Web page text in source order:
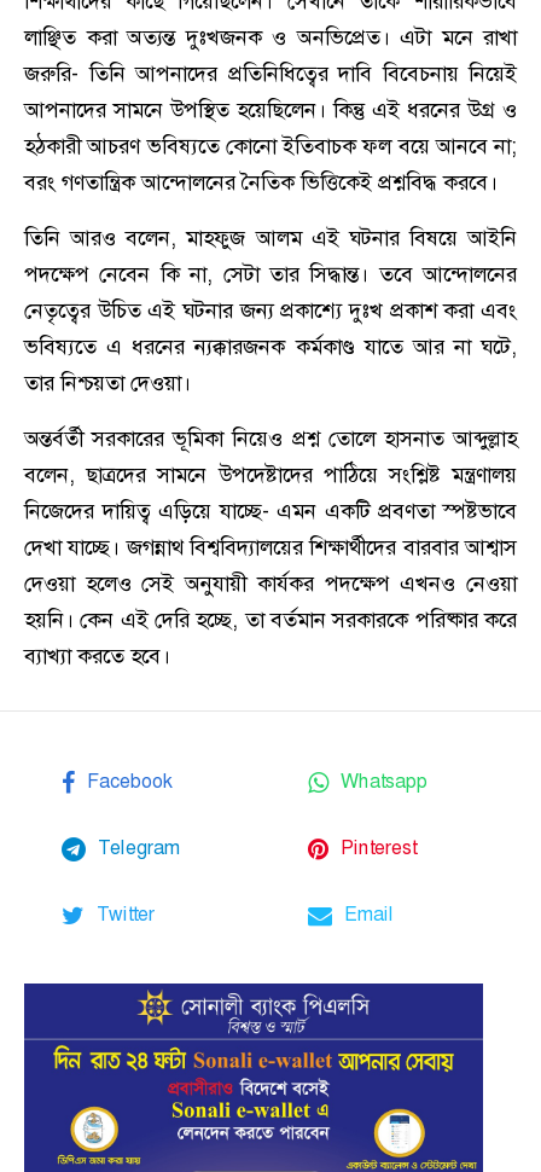
লাঞ্ছিত করা অত্যন্ত দুঃখজনক ও অনভিপ্রেত। এটা মনে রাখা
জরুরি- তিনি আপনাদের প্রতিনিধিত্বের দাবি বিবেচনায় নিয়েই
আপনাদের সামনে উপস্থিত হয়েছিলেন। কিন্তু এই ধরনের উগ্র ও
হঠকারী আচরণ ভবিষ্যতে কোনো ইতিবাচক ফল বয়ে আনবে না;
বরং গণতান্ত্রিক আন্দোলনের নৈতিক ভিত্তিকেই প্রশ্নবিদ্ধ করবে।
তিনি আরও বলেন, মাহফুজ আলম এই ঘটনার বিষয়ে আইনি
পদক্ষেপ নেবেন কি না, সেটা তার সিদ্ধান্ত। তবে আন্দোলনের
নেতৃত্বের উচিত এই ঘটনার জন্য প্রকাশ্যে দুঃখ প্রকাশ করা এবং
ভবিষ্যতে এ ধরনের ন্যক্কারজনক কর্মকাণ্ড যাতে আর না ঘটে,
তার নিশ্চয়তা দেওয়া।
অন্তর্বর্তী সরকারের ভূমিকা নিয়েও প্রশ্ন তোলে হাসনাত আব্দুল্লাহ
বলেন, ছাত্রদের সামনে উপদেষ্টাদের পাঠিয়ে সংশ্লিষ্ট মন্ত্রণালয়
নিজেদের দায়িত্ব এড়িয়ে যাচ্ছে- এমন একটি প্রবণতা স্পষ্টভাবে
দেখা যাচ্ছে। জগন্নাথ বিশ্ববিদ্যালয়ের শিক্ষার্থীদের বারবার আশ্বাস
দেওয়া হলেও সেই অনুযায়ী কার্যকর পদক্ষেপ এখনও নেওয়া
হয়নি। কেন এই দেরি হচ্ছে, তা বর্তমান সরকারকে পরিষ্কার করে
ব্যাখ্যা করতে হবে।
Facebook Whatsapp
Telegram Pinterest
Twitter Email